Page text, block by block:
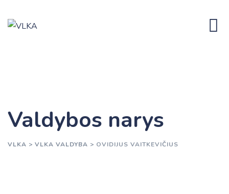
Valdybos narys
VLKA > VLKA VALDYBA > OVIDIJUS VAITKEVIČIUS